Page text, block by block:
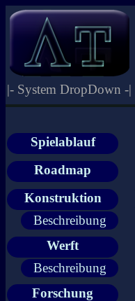
|- System DropDown -|
Spielablauf
Roadmap
Konstruktion
Beschreibung
Werft
Beschreibung
Forschung